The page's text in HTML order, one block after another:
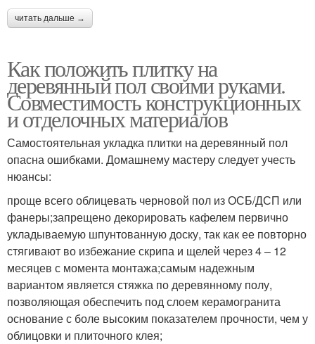
читать дальше →
Как положить плитку на
деревянный пол своими руками.
Совместимость конструкционных
и отделочных материалов
Самостоятельная укладка плитки на деревянный пол
опасна ошибками. Домашнему мастеру следует учесть
нюансы:
проще всего облицевать черновой пол из ОСБ/ДСП или
фанеры;запрещено декорировать кафелем первично
укладываемую шпунтованную доску, так как ее повторно
стягивают во избежание скрипа и щелей через 4 – 12
месяцев с момента монтажа;самым надежным
вариантом является стяжка по деревянному полу,
позволяющая обеспечить под слоем керамогранита
основание с боле высоким показателем прочности, чем у
облицовки и плиточного клея;